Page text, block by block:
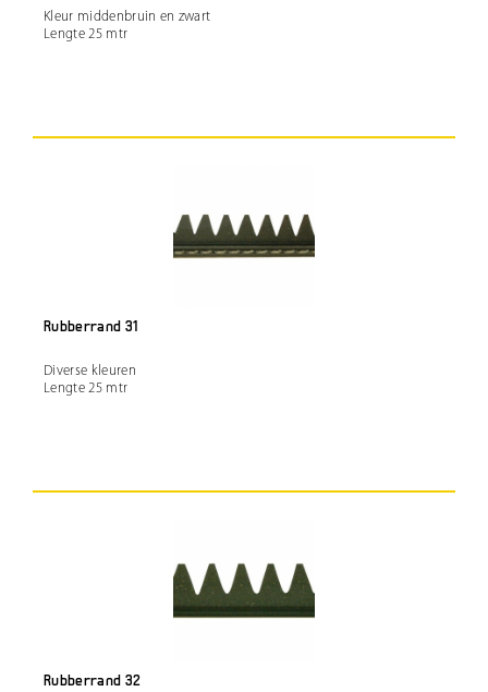
Kleur middenbruin en zwart
Lengte 25 mtr
Rubberrand 31
Diverse kleuren
Lengte 25 mtr
Rubberrand 32